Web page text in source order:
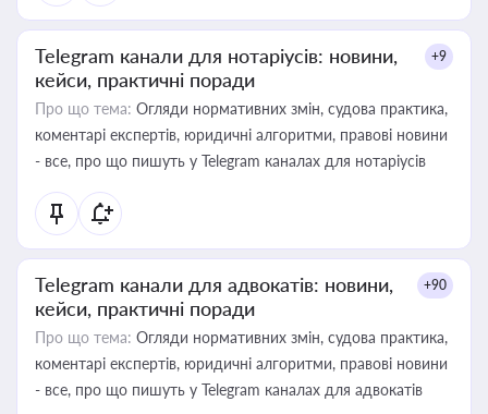
Telegram канали для нотаріусів: новини,
кейси, практичні поради
+9
Про що тема: Огляди нормативних змін, судова практика,
коментарі експертів, юридичні алгоритми, правові новини
- все, про що пишуть у Telegram каналах для нотаріусів
Telegram канали для адвокатів: новини,
кейси, практичні поради
+90
Про що тема: Огляди нормативних змін, судова практика,
коментарі експертів, юридичні алгоритми, правові новини
- все, про що пишуть у Telegram каналах для адвокатів